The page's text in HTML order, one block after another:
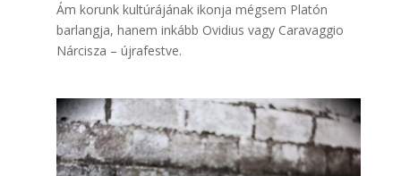
Ám korunk kultúrájának ikonja mégsem Platón
barlangja, hanem inkább Ovidius vagy Caravaggio
Nárcisza – újrafestve.